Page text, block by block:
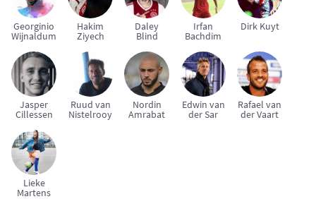
Georginio
Wijnaldum
Hakim
Ziyech
Daley
Blind
Irfan
Bachdim
Dirk Kuyt
Jasper
Cillessen
Ruud van
Nistelrooy
Nordin
Amrabat
Edwin van
der Sar
Rafael van
der Vaart
Lieke
Martens